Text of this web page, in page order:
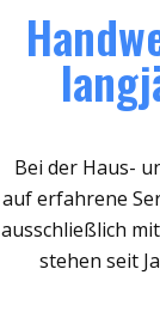
Bei der Haus-
auf erfahrene
ausschließlich
stehen seit